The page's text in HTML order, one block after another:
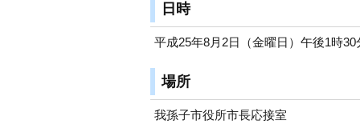
日時
平成25年8月2日（金曜日）午後1時30
場所
我孫子市役所市長応接室